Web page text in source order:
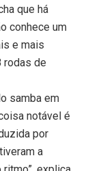
que há
conhece um
e mais
rodas de
samba em
notável é
por
a